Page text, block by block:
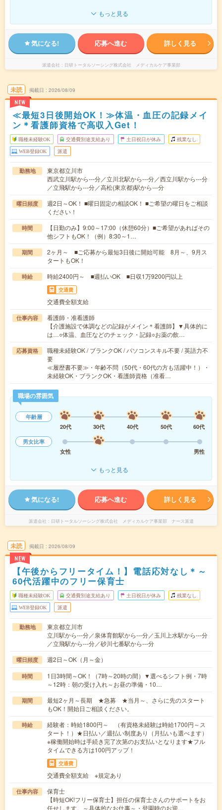
もっと見る
気になる! 応募へ進む 詳しく見る
派遣会社 日研トータルソーシング株式会社 メディカルケア事業部
未読
NEW
掲載日 2026/08/09
≪最短3日後開始OK！≫体温・血圧の記録メイ
ン＊看護師資格で高収入Get！
職種未経験OK 交通費別途支給あり 土日祝日が休み 残業なし
WEB登録OK 派遣
勤務地
東京都立川市
西武立川駅から---分／立川北駅から---分／西立川駅から---分
／立飛駅から---分／高松(東京都)駅から---分
曜日頻度
週2日～OK！ ■曜日固定の相談OK！ ■ご希望の曜日をご相談
ください！
時間
【日勤のみ】9:00～17:00（休憩60分）■ご希望があればその
他シフトもOK！（例）8:30～1…
期間
2ヶ月～ ■ご応募から最短3日後に開始可能 8月～、9月ス
タートもOK！
時給 時給2400円～ ■週払いOK ■日収1万9200円以上
交通費
交通費全額支給
仕事内容
看護師・准看護師
【介護施設で体調などの記録がメイン＊看護師】▼具体的に
は…○体温、血圧などのチェック・記録○お薬の飲…
応募資格
職種未経験OK / ブランクOK / パソコンスキル不要 / 英語力不
要
≪履歴書不要≫・年齢不問（50代・60代の方も活躍中！）・
未経験OK・ブランクOK・看護師資格（准看…
職場の雰囲気
年齢層
20代
30代 40代 50代
60代
男女比率
女性
男性
もっと見る
気になる! 応募へ進む 詳しく見る
派遣会社 日研トータルソーシング株式会社 メディカルケア事業部 ナース派遣
未読
NEW
掲載日 2026/08/09
【午後からフリータイム！】電話応対なし＊～
60代活躍中のフリー保育士
職種未経験OK 交通費別途支給あり 土日祝日が休み 残業なし
WEB登録OK 派遣
勤務地
東京都立川市
立川駅から---分／泉体育館駅から---分／玉川上水駅から---分
／立飛駅から---分／砂川七番駅から---分
曜日頻度 週2日～OK（月～金）
時間
1日3時間～OK！（7時～20時の間）▼選べるシフト例・7時
～12時：朝の受け入れ～お昼の準備・10…
期間
最短2ヶ月～長期 ★急募 ★当月～、さらに先のスタート
もOK！開始日ご相談ください。
時給
経験者：時給1800円～ （有資格未経験は時給1700円～ス
タート！）★日払い／週払い制度あり（月払いも選べます）
※稼働開始時は手続き完了次第のお支払いとなります★フル
タイムできる方は100円アップ！
交通費
交通費全額支給 ※規定あり
仕事内容
保育士
【時短OK!フリー保育士】担任の保育士さんのサポートをお
任せします。～具体的なお仕事～・登園時のお迎…